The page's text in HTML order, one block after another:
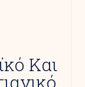
Και